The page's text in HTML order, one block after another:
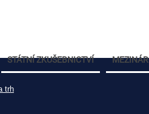
STÁTNÍ ZKUŠEBNICTVÍ
trh